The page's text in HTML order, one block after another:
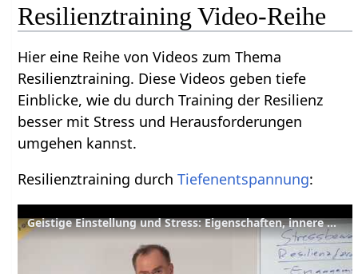
Resilienztraining Video-Reihe
Hier eine Reihe von Videos zum Thema
Resilienztraining. Diese Videos geben tiefe
Einblicke, wie du durch Training der Resilienz
besser mit Stress und Herausforderungen
umgehen kannst.
Resilienztraining durchTiefenentspannung:
Geistige Einstellung und Stress: Eigenschaften, innere Antreiber - YVS316 - Stressbewältigung B1